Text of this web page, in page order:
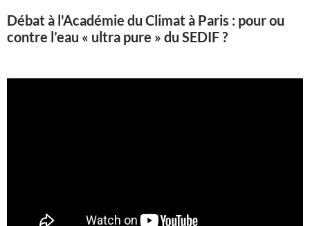
Débat à l'Académie du Climat à Paris : pour ou
contre l’eau « ultra pure » du SEDIF ?